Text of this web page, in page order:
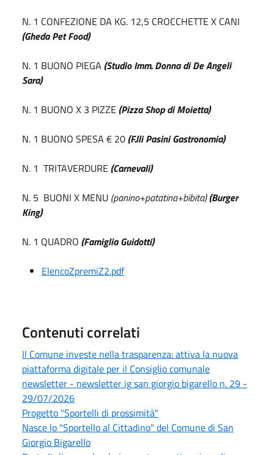
N. 1 CONFEZIONE DA KG. 12,5 CROCCHETTE X CANI
(Gheda Pet Food)
N. 1 BUONO PIEGA (Studio Imm. Donna di De Angeli
Sara)
N. 1 BUONO X 3 PIZZE (Pizza Shop di Moietta)
N. 1 BUONO SPESA € 20(F.lli Pasini Gastronomia)
N. 1 TRITAVERDURE (Carnevali)
N. 5 BUONI X MENU (panino+patatina+bibita)(Burger
King)
N. 1 QUADRO (Famiglia Guidotti)
ElencoZpremiZ2.pdf
Contenuti correlati
Il Comune investe nella trasparenza: attiva la nuova
piattaforma digitale per il Consiglio comunale
newsletter - newsletter ig san giorgio bigarello n. 29 -
29/07/2026
Progetto "Sportelli di prossimità"
Nasce lo "Sportello al Cittadino" del Comune di San
Giorgio Bigarello